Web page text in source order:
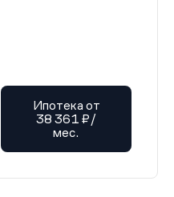
Ипотека от
38 361 ₽/
мес.